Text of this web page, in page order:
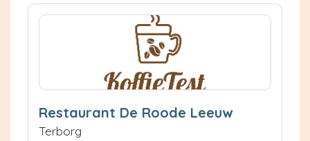
Restaurant De Roode Leeuw
Terborg